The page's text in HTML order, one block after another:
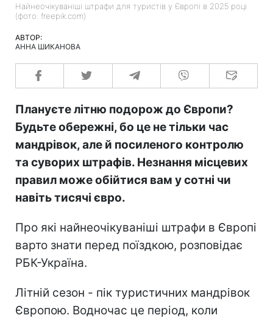
Найнеочікуваніші штрафи для туристів у Європі в 2025 році
(фото: freepik.com)
АВТОР:
АННА ШИКАНОВА
Плануєте літню подорож до Європи?
Будьте обережні, бо це не тільки час
мандрівок, але й посиленого контролю
та суворих штрафів. Незнання місцевих
правил може обійтися вам у сотні чи
навіть тисячі євро.
Про які найнеочікуваніші штрафи в Європі
варто знати перед поїздкою, розповідає
РБК-Україна.
Літній сезон - пік туристичних мандрівок
Європою. Водночас це період, коли